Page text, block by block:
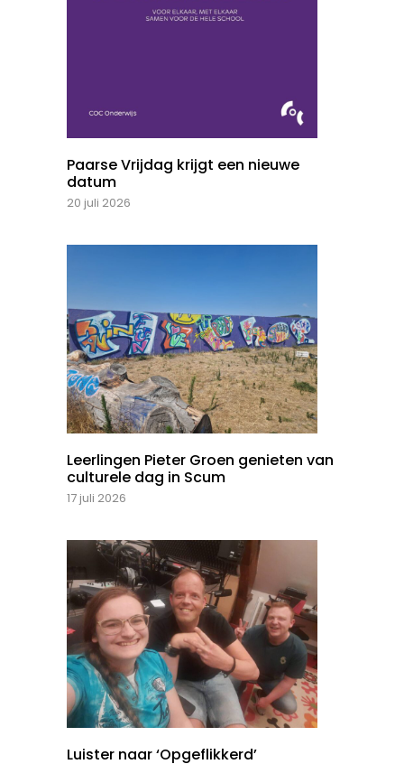
Paarse Vrijdag krijgt een nieuwe
datum
20 juli 2026
Leerlingen Pieter Groen genieten van
culturele dag in Scum
17 juli 2026
Luister naar ‘Opgeflikkerd’